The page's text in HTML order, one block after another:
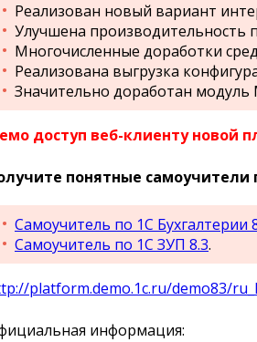
Реализован новый вариант
Улучшена производительность
Многочисленные доработки
Реализована выгрузка
Значительно доработан
доступ веб-клиенту новой
понятные самоучители
Самоучитель по 1С Бухгалтерии
Самоучитель по 1С ЗУП 8.3.
platform.demo.1c.ru/demo83/
информация: